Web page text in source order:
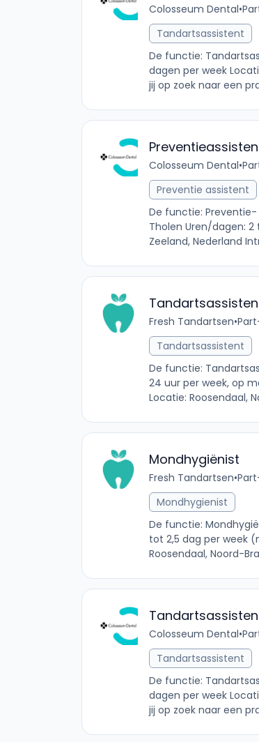
Colosseum Dental•
Tandartsassistent
De functie:
dagen per week
jij op zoek naar een
Colosseum Dental•
Preventie assistent
De functie: Preventie-
Tholen Uren/dagen:
Zeeland, Nederland
Fresh Tandartsen•
Tandartsassistent
De functie:
24 uur per week, op
Locatie: Roosendaal,
Mondhygiënist
Fresh Tandartsen•
Mondhygienist
De functie:
tot 2,5 dag per week
Roosendaal, Noord-
Colosseum Dental•
Tandartsassistent
De functie:
dagen per week
jij op zoek naar een